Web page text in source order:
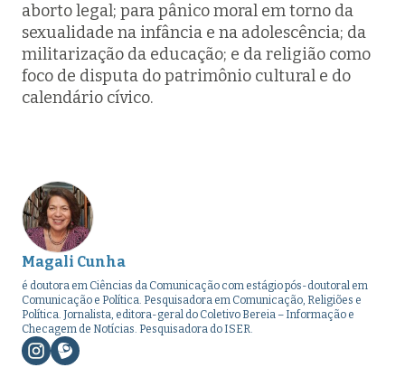
aborto legal; para pânico moral em torno da
sexualidade na infância e na adolescência; da
militarização da educação; e da religião como
foco de disputa do patrimônio cultural e do
calendário cívico.
Magali Cunha
é doutora em Ciências da Comunicação com estágio pós-doutoral em
Comunicação e Política. Pesquisadora em Comunicação, Religiões e
Política. Jornalista, editora-geral do Coletivo Bereia – Informação e
Checagem de Notícias. Pesquisadora do ISER.